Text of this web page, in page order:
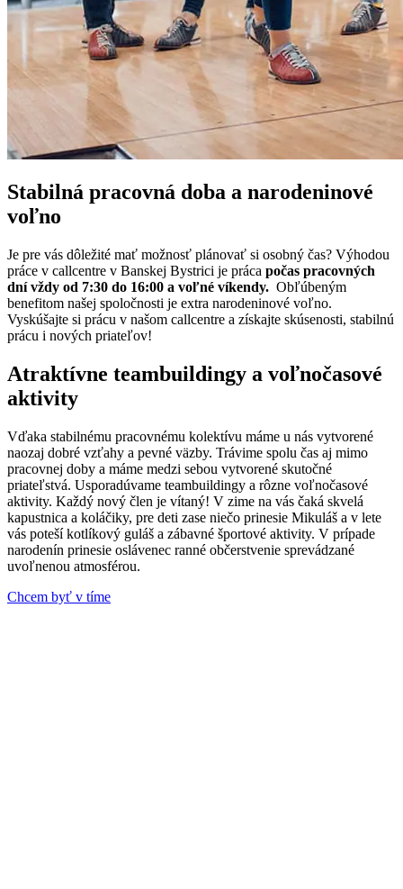
Stabilná pracovná doba a narodeninové
voľno
Je pre vás dôležité mať možnosť plánovať si osobný čas? Výhodou
práce v callcentre v Banskej Bystrici je práca počas pracovných
dní vždy od 7:30 do 16:00 a voľné víkendy. Obľúbeným
benefitom našej spoločnosti je extra narodeninové voľno.
Vyskúšajte si prácu v našom callcentre a získajte skúsenosti, stabilnú
prácu i nových priateľov!
Atraktívne teambuildingy a voľnočasové
aktivity
Vďaka stabilnému pracovnému kolektívu máme u nás vytvorené
naozaj dobré vzťahy a pevné väzby. Trávime spolu čas aj mimo
pracovnej doby a máme medzi sebou vytvorené skutočné
priateľstvá. Usporadúvame teambuildingy a rôzne voľnočasové
aktivity. Každý nový člen je vítaný! V zime na vás čaká skvelá
kapustnica a koláčiky, pre deti zase niečo prinesie Mikuláš a v lete
vás poteší kotlíkový guláš a zábavné športové aktivity. V prípade
narodenín prinesie oslávenec ranné občerstvenie sprevádzané
uvoľnenou atmosférou.
Chcem byť v tíme